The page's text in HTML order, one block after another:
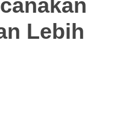
Lebih